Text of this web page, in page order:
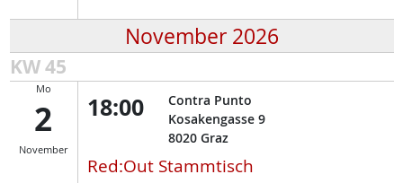
November 2026
KW 45
Mo
2
November
18:00
Contra Punto
Kosakengasse 9
8020 Graz
Red:Out Stammtisch